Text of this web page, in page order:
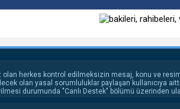
olan herkes kontrol edilmeksizin mesaj, konu ve
olan yasal sorumluluklar paylaşan kullanıcıya
durumunda "Canlı Destek" bölümü üzerinden